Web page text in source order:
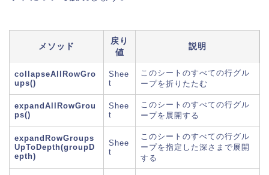
メソッド
戻り
値
説明
collapseAllRowGro
ups()
Shee
t
このシートのすべての行グル
ープを折りたたむ
expandAllRowGrou
ps()
Shee
t
このシートのすべての行グル
ープを展開する
expandRowGroups
UpToDepth(groupD
epth)
Shee
t
このシートのすべての行グル
ープを指定した深さまで展開
する